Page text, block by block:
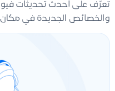
تعرّف على أحدث تحديثات
والخصائص الجديدة في